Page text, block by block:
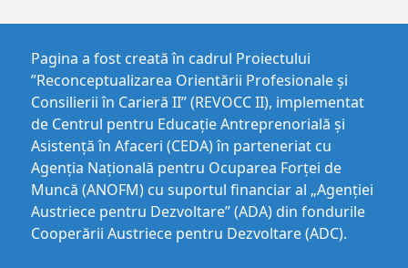
Pagina a fost creată în cadrul Proiectului
”Reconceptualizarea Orientării Profesionale și
Consilierii în Carieră II” (REVOCC II), implementat
de Centrul pentru Educaţie Antreprenorială şi
Asistenţă în Afaceri (CEDA) în parteneriat cu
Agenția Națională pentru Ocuparea Forței de
Muncă (ANOFM) cu suportul financiar al „Agenției
Austriece pentru Dezvoltare” (ADA) din fondurile
Cooperării Austriece pentru Dezvoltare (ADC).